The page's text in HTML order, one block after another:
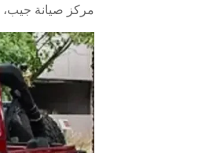
مركز صيانة جيب،